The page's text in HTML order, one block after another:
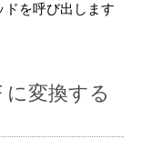
ドを呼び出します
変換する